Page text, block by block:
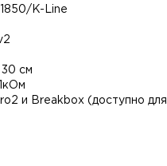
K-Line
30 см
и Breakbox (доступно для